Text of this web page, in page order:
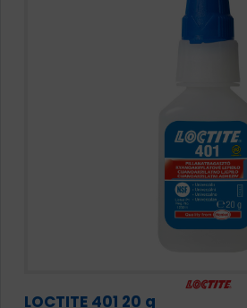
LOCTITE 401 20 g